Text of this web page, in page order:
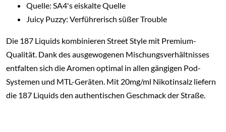
Quelle: SA4's eiskalte Quelle
Juicy Puzzy: Verführerisch süßer Trouble
Die 187 Liquids kombinieren Street Style mit Premium-
Qualität. Dank des ausgewogenen Mischungsverhältnisses
entfalten sich die Aromen optimal in allen gängigen Pod-
Systemen und MTL-Geräten. Mit 20mg/ml Nikotinsalz liefern
die 187 Liquids den authentischen Geschmack der Straße.